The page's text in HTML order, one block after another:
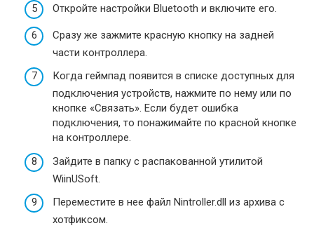
Откройте настройки Bluetooth и включите его.
Сразу же зажмите красную кнопку на задней
части контроллера.
Когда геймпад появится в списке доступных для
подключения устройств, нажмите по нему или по
кнопке «Связать». Если будет ошибка
подключения, то понажимайте по красной кнопке
на контроллере.
Зайдите в папку с распакованной утилитой
WiinUSoft.
Переместите в нее файл Nintroller.dll из архива с
хотфиксом.